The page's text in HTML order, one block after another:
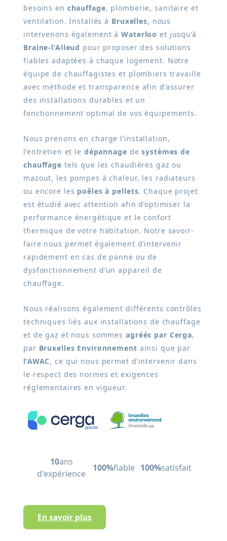
besoins en chauffage, plomberie, sanitaire et
ventilation. Installés à Bruxelles, nous
intervenons également àWaterloo et jusqu’à
Braine-l’Alleud pour proposer des solutions
fiables adaptées à chaque logement. Notre
équipe de chauffagistes et plombiers travaille
avec méthode et transparence afin d’assurer
des installations durables et un
fonctionnement optimal de vos équipements.
Nous prenons en charge l’installation,
l’entretien et le dépannage desystèmes de
chauffage tels que les chaudières gaz ou
mazout, les pompes à chaleur, les radiateurs
ou encore les poêles à pellets. Chaque projet
est étudié avec attention afin d’optimiser la
performance énergétique et le confort
thermique de votre habitation. Notre savoir-
faire nous permet également d’intervenir
rapidement en cas de panne ou de
dysfonctionnement d’un appareil de
chauffage.
Nous réalisons également différents contrôles
techniques liés aux installations de chauffage
et de gaz et nous sommesagréés par Cerga,
par Bruxelles Environnement ainsi que par
l’AWAC, ce qui nous permet d’intervenir dans
le respect des normes et exigences
réglementaires en vigueur.
10ans
d'expérience
100%fiable 100%satisfait
En savoir plus